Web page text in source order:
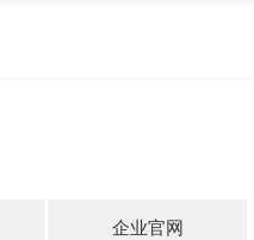
企业官网